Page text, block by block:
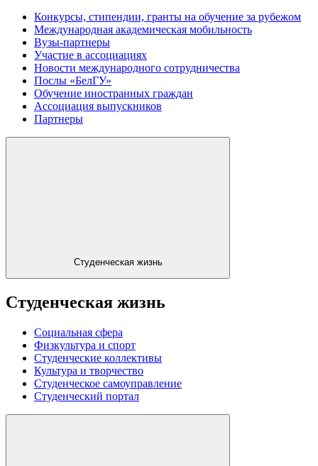
Конкурсы, стипендии, гранты на обучение за рубежом
Международная академическая мобильность
Вузы-партнеры
Участие в ассоциациях
Новости международного сотрудничества
Послы «БелГУ»
Обучение иностранных граждан
Ассоциация выпускников
Партнеры
Студенческая жизнь
Студенческая жизнь
Социальная сфера
Физкультура и спорт
Студенческие коллективы
Культура и творчество
Студенческое самоуправление
Студенческий портал